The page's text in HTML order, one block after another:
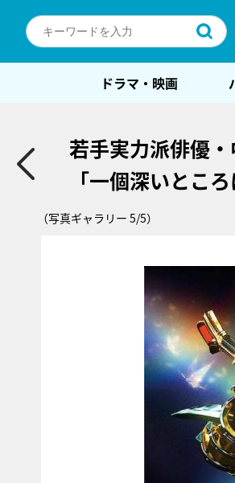
ドラマ・映画
若手実力派俳優
「一個深いとこ
（写真ギャラリー 5/5）